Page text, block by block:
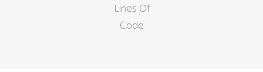
Lines Of
Code